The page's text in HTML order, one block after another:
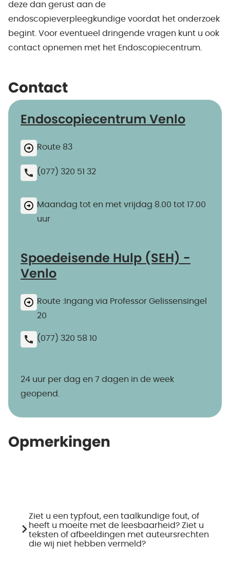
deze dan gerust aan de
endoscopieverpleegkundige voordat het onderzoek
begint. Voor eventueel dringende vragen kunt u ook
contact opnemen met het Endoscopiecentrum.
Contact
Endoscopiecentrum Venlo
Route 83
(077) 320 51 32
Maandag tot en met vrijdag 8.00 tot 17.00
uur
Spoedeisende Hulp (SEH) -
Venlo
Route :Ingang via Professor Gelissensingel
20
(077) 320 58 10
24 uur per dag en 7 dagen in de week
geopend.
Opmerkingen
Ziet u een typfout, een taalkundige fout, of
heeft u moeite met de leesbaarheid? Ziet u
teksten of afbeeldingen met auteursrechten
die wij niet hebben vermeld?